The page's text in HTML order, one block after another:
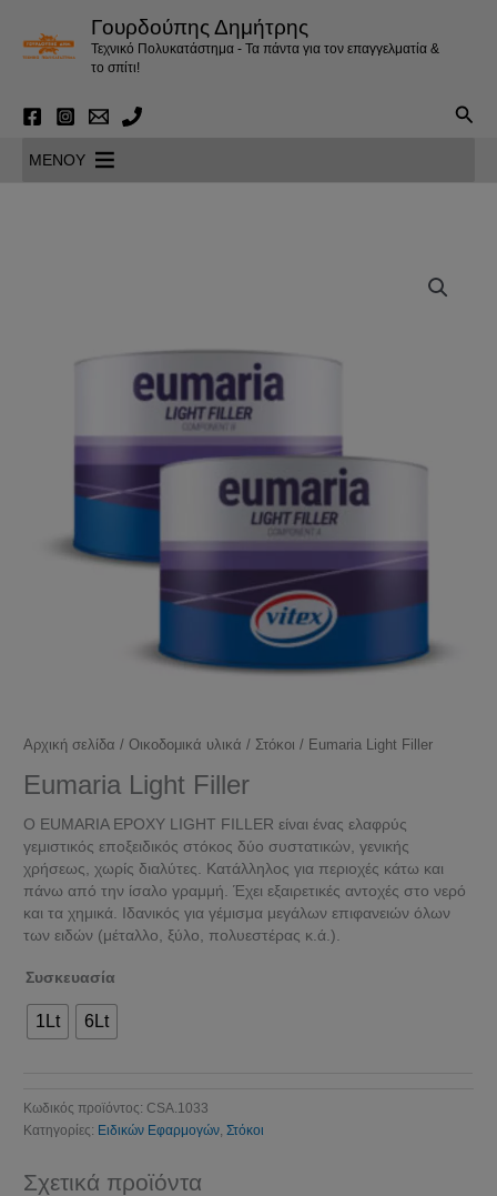
περιεχόμενο
Γουρδούπης Δημήτρης
Τεχνικό Πολυκατάστημα - Τα πάντα για τον επαγγελματία &
το σπίτι!
MENOY
Αρχική σελίδα /Οικοδομικά υλικά / Στόκοι / Eumaria Light Filler
Eumaria Light Filler
Ο EUMARIA EPOXY LIGHT FILLER είναι ένας ελαφρύς
γεμιστικός εποξειδικός στόκος δύο συστατικών, γενικής
χρήσεως, χωρίς διαλύτες. Κατάλληλος για περιοχές κάτω και
πάνω από την ίσαλο γραμμή. Έχει εξαιρετικές αντοχές στο νερό
και τα χημικά. Ιδανικός για γέμισμα μεγάλων επιφανειών όλων
των ειδών (μέταλλο, ξύλο, πολυεστέρας κ.ά.).
Συσκευασία
1Lt 6Lt
Κωδικός προϊόντος: CSA.1033
Κατηγορίες: Ειδικών Εφαρμογών ,Στόκοι
Σχετικά προϊόντα